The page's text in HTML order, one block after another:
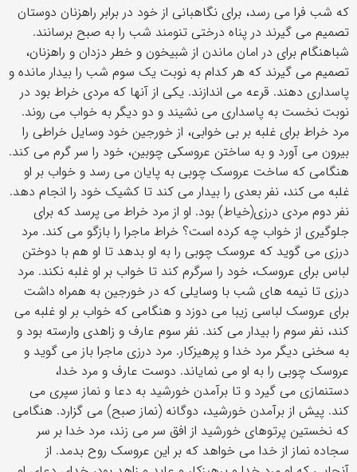
که شب فرا می رسد، برای نگاهبانی از خود در برابر راهزنان دوستان
تصمیم می گیرند در پناه درختی تنومند شب را به صبح برسانند.
شباهنگام برای در امان ماندن از شبیخون و خطر دزدان و راهزنان،
تصمیم می گیرند که هر کدام به نوبت یک سوم شب را بیدار مانده و
پاسداری دهند. قرعه می اندازند. یکی از آنها که مردی خراط بود در
نوبت نخست به پاسداری می نشیند و دو دیگر به خواب می روند.
مرد خراط برای غلبه بر بی خوابی، از خورجین خود وسایل خراطی را
بیرون می آورد و به ساختن عروسکی چوبین، خود را سر گرم می کند.
هنگامی که ساخت عروسک چوبی به پایان می رسد و خواب بر او
غلبه می کند، نفر بعدی را بیدار می کند تا کشیک خود را انجام دهد.
نفر دوم مردی درزی(خیاط) بود. او از مرد خراط می پرسد که برای
جلوگیری از خواب چه کرده است؟ خراط ماجرا را بازگو می کند. مرد
درزی می گوید که عروسک چوبی را به او بدهد تا او هم با دوختن
لباس برای عروسک، خود را سرگرم کند تا خواب بر او غلبه نکند. مرد
درزی تا نیمه های شب با وسایلی که در خورجین به همراه داشت
برای عروسک لباسی زیبا می دوزد و هنگامی که خواب بر او غلبه می
کند، نفر سوم را بیدار می کند. نفر سوم عارف و زاهدی وارسته بود و
به سخنی دیگر مرد خدا و پرهیزکار. مرد درزی ماجرا باز می گوید و
عروسک چوبی را به او می نمایاند. دوست عارف و مرد خدا،
دستنمازی می گیرد و تا برآمدن خورشید به دعا و نماز سپری می
کند. پیش از برآمدن خورشید، دوگانه (نماز صبح) می گزارد. هنگامی
که نخستین پرتوهای خورشید از افق سر می زند، مرد خدا بر سر
سجاده نماز از خدا می خواهد که بر این عروسک روح بدمد. از